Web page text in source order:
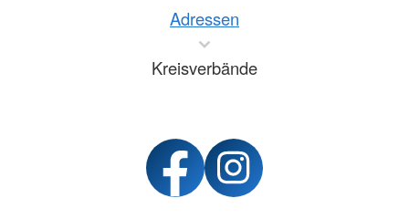
Adressen
Kreisverbände